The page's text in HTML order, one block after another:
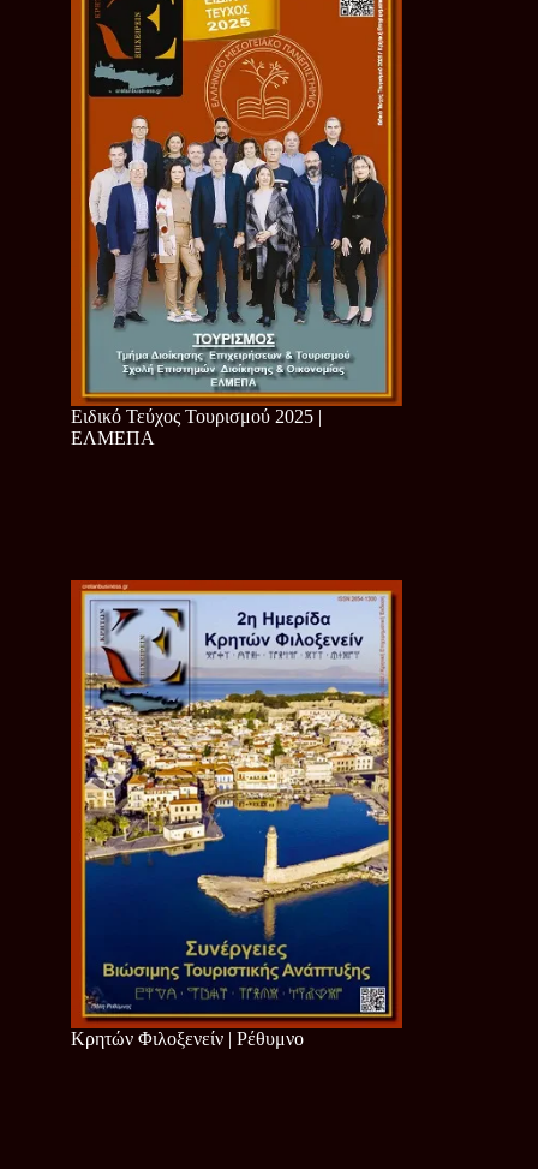
Ειδικό Τεύχος Τουρισμού 2025 |
ΕΛΜΕΠΑ
Κρητών Φιλοξενείν | Ρέθυμνο